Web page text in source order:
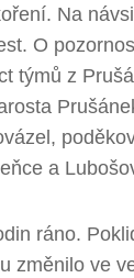
Na
O
týmů z
a
ráno.
změnilo ve